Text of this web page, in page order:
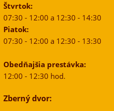
Štvrtok:
07:30 - 12:00 a 12:30 - 14:30
Piatok:
07:30 - 12:00 a 12:30 - 13:30
Obedňajšia prestávka:
12:00 - 12:30 hod.
Zberný dvor: